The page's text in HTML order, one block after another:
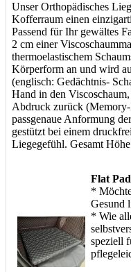
Unser Orthopädisches
Kofferraum einen
Passend für Ihr gewältes
2 cm einer
thermoelastischem
Körperform an und wird
(englisch: Gedächtnis-
Hand in den
Abdruck zurück
passgenaue Anformung
gestützt bei einem
Liegegefühl. Gesamt
Flat
*
Gesund
* Wie
speziell